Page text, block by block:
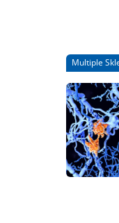
Multiple